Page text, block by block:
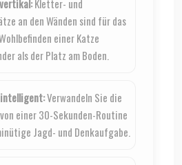
Kletter- und
an den Wänden sind für das
einer Katze
als der Platz am Boden.
Verwandeln Sie die
einer 30-Sekunden-Routine
Jagd- und Denkaufgabe.